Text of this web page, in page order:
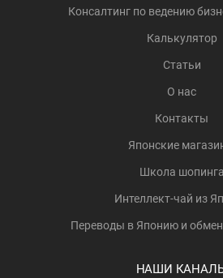
Консалтинг по ведению
Калькулятор
Статьи
О нас
Контакты
Японские
Школа шопинга
Интеллект-чай из
Переводы в Японию и обмен
НАШИ